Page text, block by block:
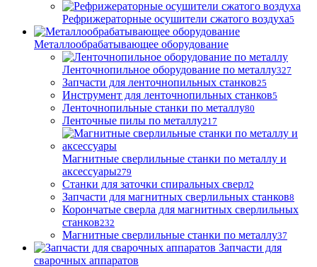
Рефрижераторные осушители сжатого воздуха5
Металлообрабатывающее оборудование
Ленточнопильное оборудование по металлу327
Запчасти для ленточнопильных станков25
Инструмент для ленточнопильных станков5
Ленточнопильные станки по металлу80
Ленточные пилы по металлу217
Магнитные сверлильные станки по металлу и
аксессуары279
Станки для заточки спиральных сверл2
Запчасти для магнитных сверлильных станков8
Корончатые сверла для магнитных сверлильных
станков232
Магнитные сверлильные станки по металлу37
Запчасти для
сварочных аппаратов